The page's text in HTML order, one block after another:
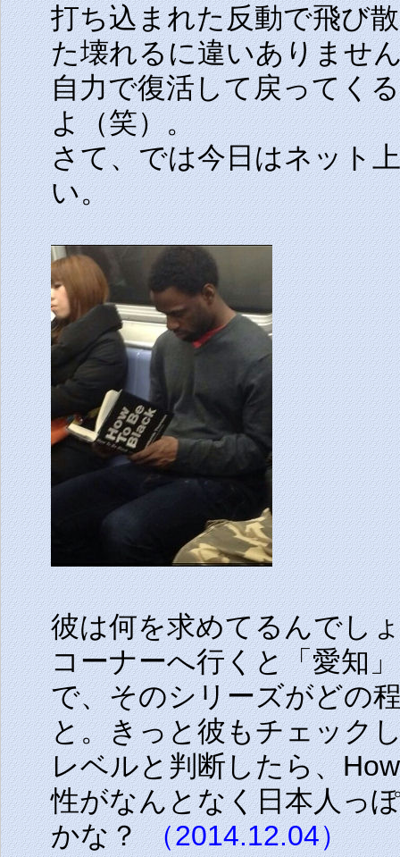
打ち込まれた反動で飛び
た壊れるに違いありませ
自力で復活して戻ってく
よ（笑）。
さて、では今日はネット
い。
彼は何を求めてるんでし
コーナーへ行くと「愛知
で、そのシリーズがどの
と。きっと彼もチェック
レベルと判断したら、
性がなんとなく日本人っ
かな？（2014.12.04）